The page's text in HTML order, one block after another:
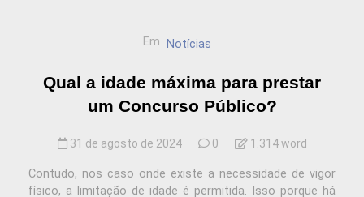
Em Notícias
Qual a idade máxima para prestar
um Concurso Público?
31 de agosto de 2024 0 1.314 word
Contudo, nos caso onde existe a necessidade de vigor
físico, a limitação de idade é permitida. Isso porque há